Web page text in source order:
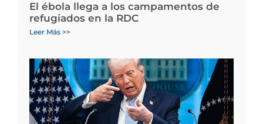
El ébola llega a los campamentos de
refugiados en la RDC
Leer Más >>